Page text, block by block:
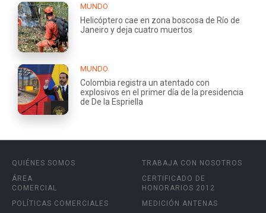
MUNDO
Helicóptero cae en zona boscosa de Río de
Janeiro y deja cuatro muertos
MUNDO
Colombia registra un atentado con
explosivos en el primer día de la presidencia
de De la Espriella
QUIÉNES SOMOS
ÁREA
COMERCIAL
POLÍTICAS COMERCIALES
TRABAJA CON NOSOTROS
CERTIFICADO DE
HONORARIOS 2012
MEDICIÓN ANTENAS